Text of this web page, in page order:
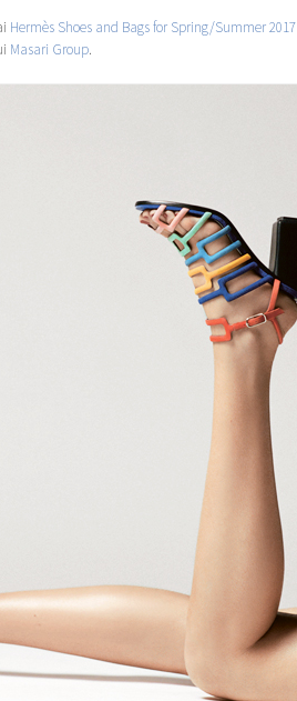
Hermès Shoes and Bags for Spring/Summer 2017
Masari Group.